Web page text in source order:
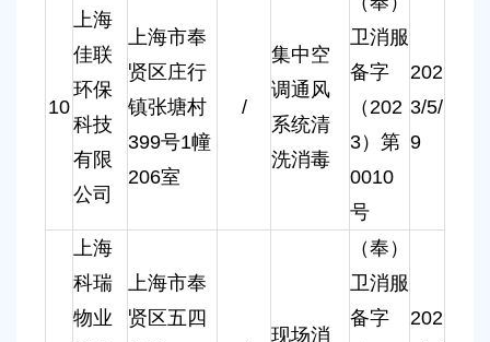
10
上海
佳联
环保
科技
有限
公司
上海市奉
贤区庄行
镇张塘村
399号1幢
206室
/
集中空
调通风
系统清
洗消毒
卫消服
备字
（202
3）第
0010
号
202
3/5/
9
上海
科瑞
物业
上海市奉
贤区五四
现场消
（奉）
卫消服
备字
202